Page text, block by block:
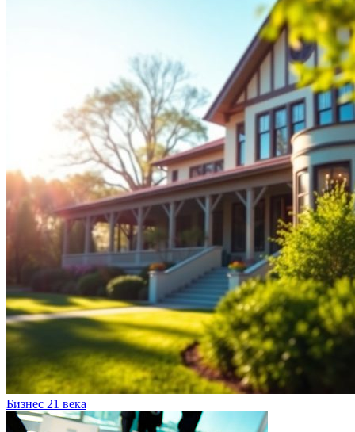
Бизнес 21 века